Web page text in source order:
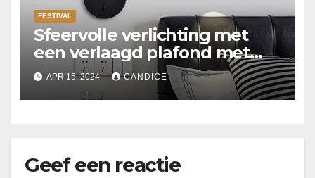
FESTIVAL
Sfeervolle verlichting met
een verlaagd plafond met
Suspended ceiling light.
APR 15, 2024 CANDICE
Geef een reactie